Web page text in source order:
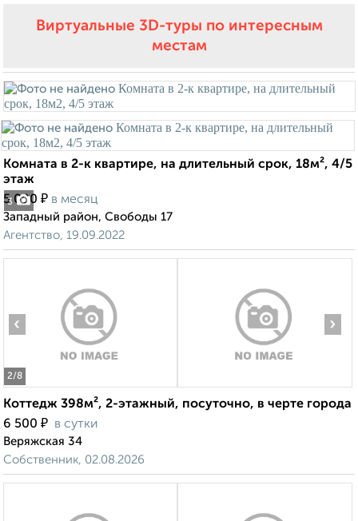
Виртуальные 3D-туры по интересным
местам
3
Комната в 2-к квартире, на длительный срок, 18м², 4/5
этаж
5 000 ₽ в месяц
Западный район, Свободы 17
Агентство, 19.09.2022
2/8
‹ ›
Коттедж 398м², 2-этажный, посуточно, в черте города
6 500 ₽ в сутки
Веряжская 34
Собственник, 02.08.2026